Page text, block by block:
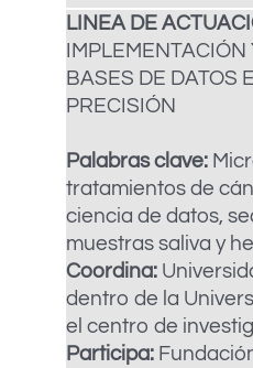
LINEA DE
IMPLEMENTACIÓN
BASES DE DATOS
PRECISIÓN
Palabras clave:
tratamientos de
ciencia de datos,
muestras saliva y
Coordina:
dentro de la
el centro de
Participa: